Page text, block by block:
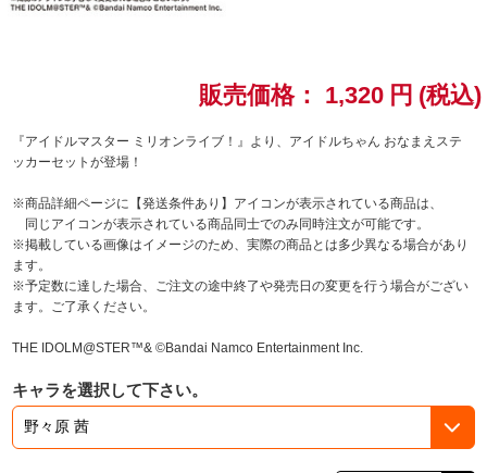
ラブライブ！シリーズ
ラブライブ！サンシャイン‼
ラブライブ！虹ヶ咲学園スクールアイドル同好会
ラブライブ！スーパースター!!
アイドリッシュセブン
販売価格： 1,320 円 (税込)
『アイドルマスター ミリオンライブ！』より、アイドルちゃん おなまえステ
ッカーセットが登場！
※商品詳細ページに【発送条件あり】アイコンが表示されている商品は、
同じアイコンが表示されている商品同士でのみ同時注文が可能です。
※掲載している画像はイメージのため、実際の商品とは多少異なる場合があり
ます。
※予定数に達した場合、ご注文の途中終了や発売日の変更を行う場合がござい
ます。ご了承ください。
THE IDOLM@STER™& ©Bandai Namco Entertainment Inc.
キャラを選択して下さい。